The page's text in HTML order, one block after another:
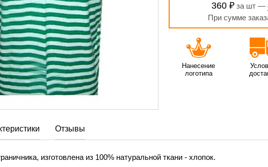
360 ₽ за шт —
При сумме
Отзывы
изготовлена из 100% натуральной ткани - хлопок.
Нанесение
логотипа